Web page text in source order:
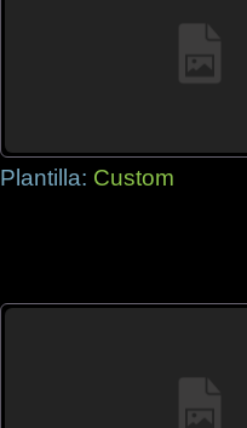
Plantilla: Custom